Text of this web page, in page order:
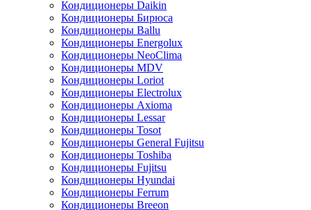
Кондиционеры Daikin
Кондиционеры Бирюса
Кондиционеры Ballu
Кондиционеры Energolux
Кондиционеры NeoClima
Кондиционеры MDV
Кондиционеры Loriot
Кондиционеры Electrolux
Кондиционеры Axioma
Кондиционеры Lessar
Кондиционеры Tosot
Кондиционеры General Fujitsu
Кондиционеры Toshiba
Кондиционеры Fujitsu
Кондиционеры Hyundai
Кондиционеры Ferrum
Кондиционеры Breeon